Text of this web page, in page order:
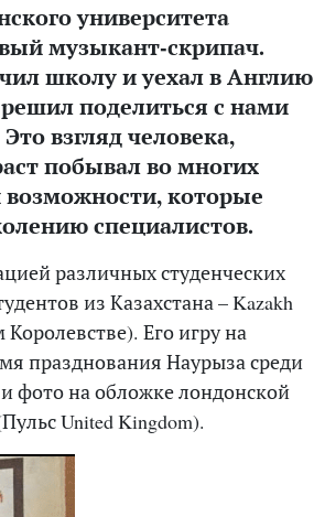
университета
музыкант-скрипач.
школу и уехал в Англию
поделиться с нами
взгляд человека,
побывал во многих
возможности, которые
специалистов.
различных студенческих
из Казахстана – Kazakh
Его игру на
празднования Наурыза среди
и фото на обложке лондонской
United Kingdom).